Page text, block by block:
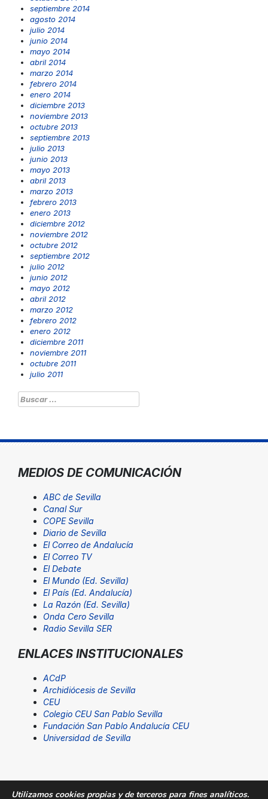
septiembre 2014
agosto 2014
julio 2014
junio 2014
mayo 2014
abril 2014
marzo 2014
febrero 2014
enero 2014
diciembre 2013
noviembre 2013
octubre 2013
septiembre 2013
julio 2013
junio 2013
mayo 2013
abril 2013
marzo 2013
febrero 2013
enero 2013
diciembre 2012
noviembre 2012
octubre 2012
septiembre 2012
julio 2012
junio 2012
mayo 2012
abril 2012
marzo 2012
febrero 2012
enero 2012
diciembre 2011
noviembre 2011
octubre 2011
julio 2011
Buscar:
MEDIOS DE COMUNICACIÓN
ABC de Sevilla
Canal Sur
COPE Sevilla
Diario de Sevilla
El Correo de Andalucía
El Correo TV
El Debate
El Mundo (Ed. Sevilla)
El País (Ed. Andalucía)
La Razón (Ed. Sevilla)
Onda Cero Sevilla
Radio Sevilla SER
ENLACES INSTITUCIONALES
ACdP
Archidiócesis de Sevilla
CEU
Colegio CEU San Pablo Sevilla
Fundación San Pablo Andalucía CEU
Universidad de Sevilla
Utilizamos cookies propias y de terceros para fines analíticos.